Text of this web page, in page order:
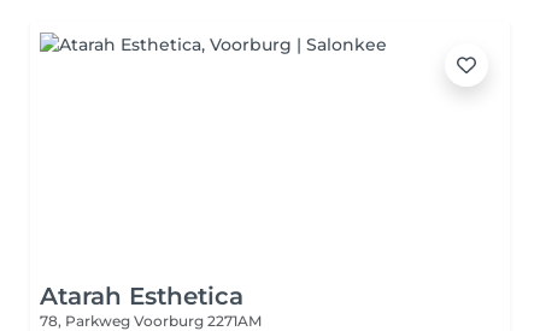
Atarah Esthetica
78, Parkweg Voorburg 2271AM